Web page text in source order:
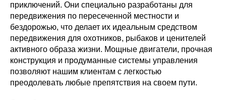
приключений. Они специально разработаны для
передвижения по пересеченной местности и
бездорожью, что делает их идеальным средством
передвижения для охотников, рыбаков и ценителей
активного образа жизни. Мощные двигатели, прочная
конструкция и продуманные системы управления
позволяют нашим клиентам с легкостью
преодолевать любые препятствия на своем пути.